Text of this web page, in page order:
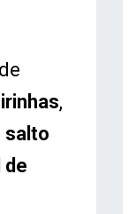
,
salto
de